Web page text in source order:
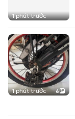
1 phút trước
1 phút trước 6